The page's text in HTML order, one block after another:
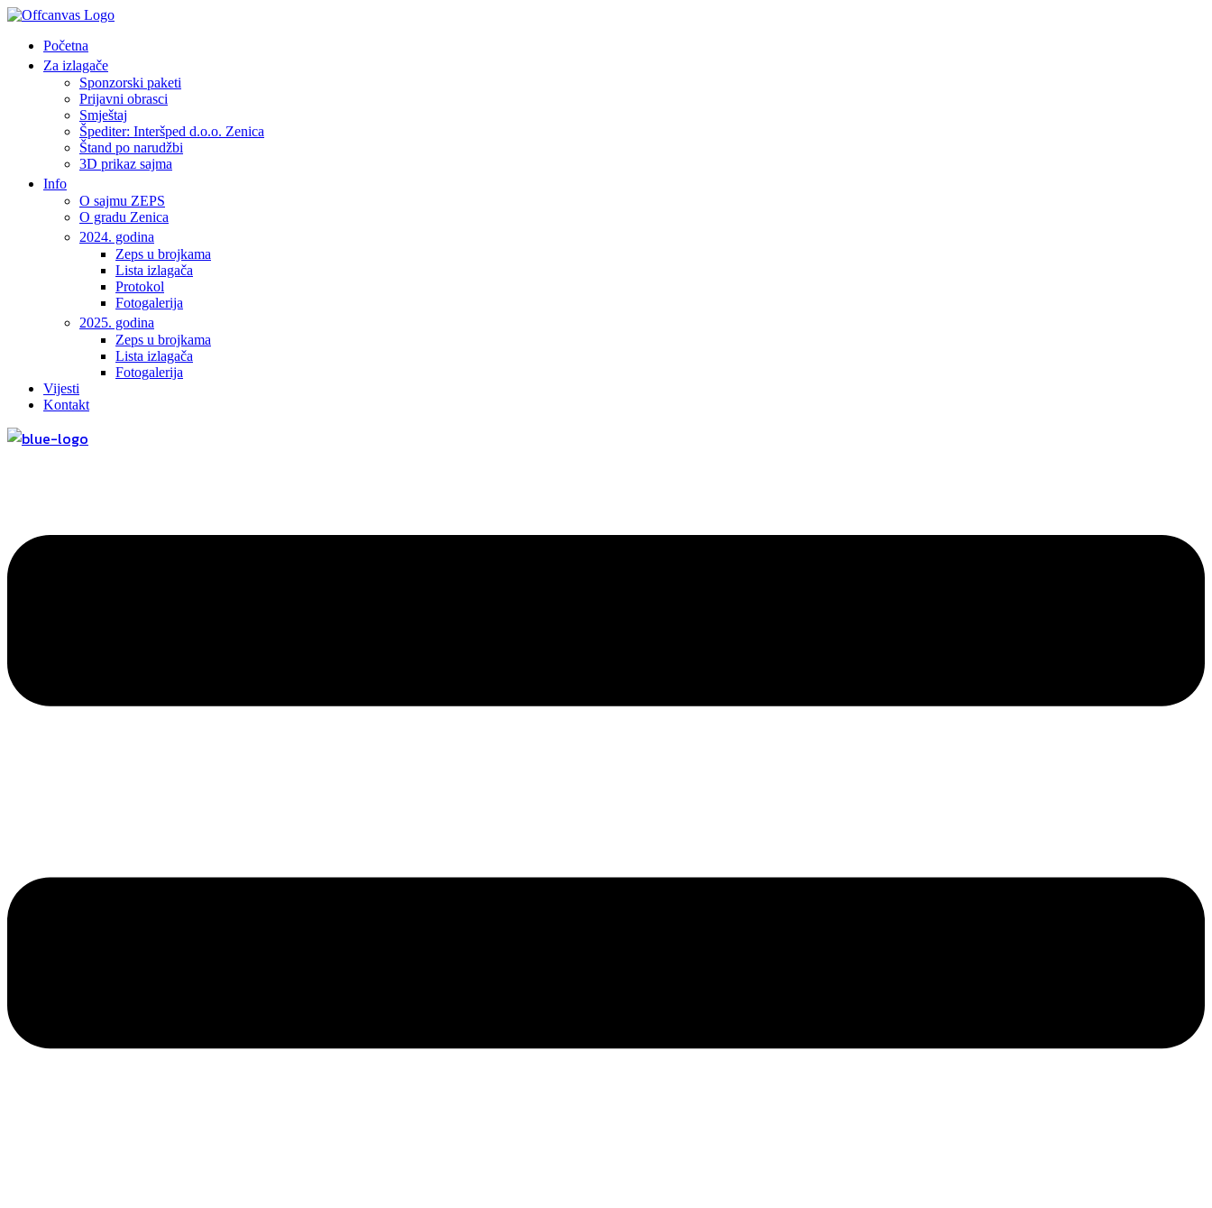
Početna
Za izlagače
Sponzorski paketi
Prijavni obrasci
Smještaj
Špediter: Interšped d.o.o. Zenica
Štand po narudžbi
3D prikaz sajma
Info
O sajmu ZEPS
O gradu Zenica
2024. godina
Zeps u brojkama
Lista izlagača
Protokol
Fotogalerija
2025. godina
Zeps u brojkama
Lista izlagača
Fotogalerija
Vijesti
Kontakt